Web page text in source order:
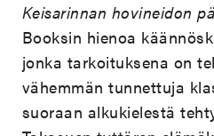
Keisarinnan hovineidon
Booksin hienoa
jonka tarkoituksena on
vähemmän tunnettuja
suoraan alkukielestä